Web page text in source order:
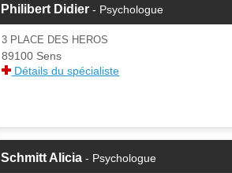
Philibert Didier - Psychologue
Cette fiche est la propriété
d'un membre.
jour ces informations sur votre
3 PLACE DES HEROS
89100 Sens
Détails du spécialiste
Schmitt Alicia - Psychologue
Cette fiche est la propriété